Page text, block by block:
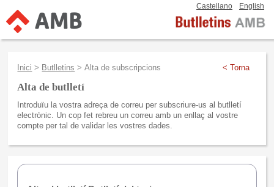
Castellano English
< Torna
Inici > Butlletins > Alta de subscripcions
Alta de butlletí
Introduïu la vostra adreça de correu per subscriure-us al butlletí
electrònic. Un cop fet rebreu un correu amb un enllaç al vostre
compte per tal de validar les vostres dades.